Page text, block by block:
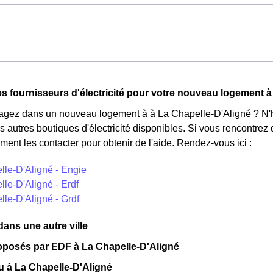
d'électricité en faisant attention à sa consommation en à
d'électricité en France et est accessible aux
tarifs : pendant 22 jours, le prix de l'électricité est multiplié par
de 20% par rapport au tarif normal en à La Chapelle-D'Aligné.
fournisseurs d'électricité pour votre nouveau logement
dans un nouveau logement à à La Chapelle-D'Aligné ?
autres boutiques d'électricité disponibles. Si vous
les contacter pour obtenir de l'aide. Rendez-vous ici :
D'Aligné - Engie
D'Aligné - Erdf
D'Aligné - Grdf
une autre ville
par EDF à La Chapelle-D'Aligné
à La Chapelle-D'Aligné